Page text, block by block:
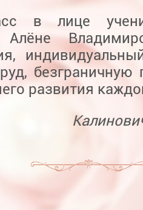
в лице
Алёне
безграничную
развития